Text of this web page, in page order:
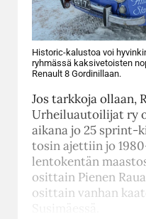
Historic-kalustoa voi
ryhmässä kaksivetoisten
Renault 8 Gordinillaan.
Jos tarkkoja ollaan,
Urheiluautoilijat ry
aikana jo 25 sprint-
tosin ajettiin jo
lentokentän
osittain Pienen
osittain vanhan
Susimäessä.